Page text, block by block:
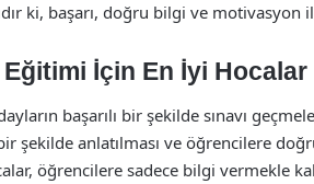
ki, başarı, doğru bilgi ve motivasyon
İçin En İyi Hocalar
başarılı bir şekilde sınavı
şekilde anlatılması ve öğrencilere
öğrencilere sadece bilgi vermekle